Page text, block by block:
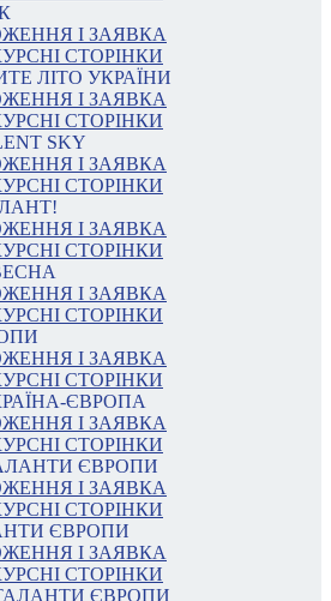
І ЗАЯВКА
СТОРІНКИ
ЛІТО УКРАЇНИ
І ЗАЯВКА
СТОРІНКИ
SKY
І ЗАЯВКА
СТОРІНКИ
І ЗАЯВКА
СТОРІНКИ
І ЗАЯВКА
СТОРІНКИ
І ЗАЯВКА
СТОРІНКИ
ЄВРОПА
І ЗАЯВКА
СТОРІНКИ
ЄВРОПИ
І ЗАЯВКА
СТОРІНКИ
ЄВРОПИ
І ЗАЯВКА
СТОРІНКИ
ЄВРОПИ